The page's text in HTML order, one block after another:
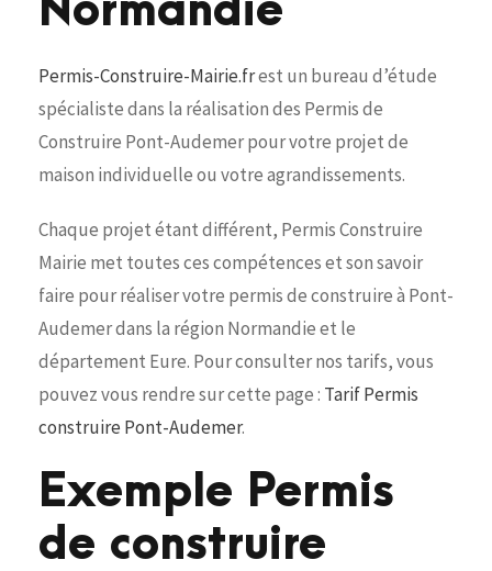
Normandie
Permis-Construire-Mairie.frest un bureau d’étude
spécialiste dans la réalisation des Permis de
Construire Pont-Audemer pour votre projet de
maison individuelle ou votre agrandissements.
Chaque projet étant différent, Permis Construire
Mairie met toutes ces compétences et son savoir
faire pour réaliser votre permis de construire à Pont-
Audemer dans la région Normandie et le
département Eure. Pour consulter nos tarifs, vous
pouvez vous rendre sur cette page : Tarif Permis
construire Pont-Audemer.
Exemple Permis
de construire